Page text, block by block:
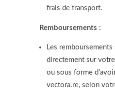
frais de transport.
Remboursements :
Les
directement sur
ou sous forme
vectora.re, selon